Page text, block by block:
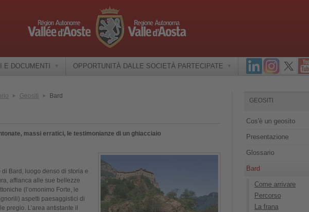
E DOCUMENTI OPPORTUNITÀ DALLE SOCIETÀ PARTECIPATE
Geositi Bard
massi erratici, le testimonianze di un ghiacciaio
di Bard, luogo denso di storia e
affianca alle sue bellezze
(l’omonimo Forte, le
aspetti paesaggistici di
pregio. L’area antistante il
GEOSITI
Cos'è un geosito
Presentazione
Glossario
Bard
Come arrivare
Percorso
La frana